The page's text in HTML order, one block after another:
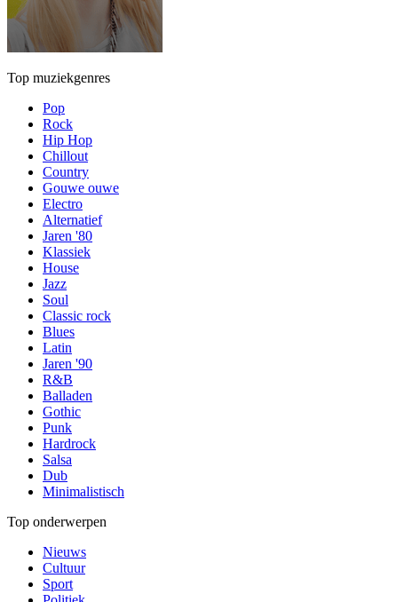
Top muziekgenres
Pop
Rock
Hip Hop
Chillout
Country
Gouwe ouwe
Electro
Alternatief
Jaren '80
Klassiek
House
Jazz
Soul
Classic rock
Blues
Latin
Jaren '90
R&B
Balladen
Gothic
Punk
Hardrock
Salsa
Dub
Minimalistisch
Top onderwerpen
Nieuws
Cultuur
Sport